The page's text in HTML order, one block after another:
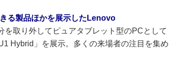
る製品ほかを展示したLenovo
取り外してピュアタブレット型のPCとして
Hybrid」を展示。多くの来場者の注目を集め